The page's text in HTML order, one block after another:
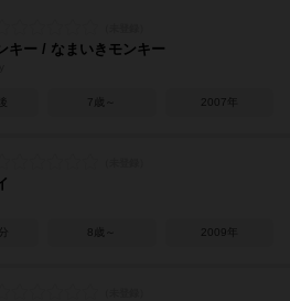
キー / なまいきモンキー
7歳～ 2007年
8歳～ 2009年